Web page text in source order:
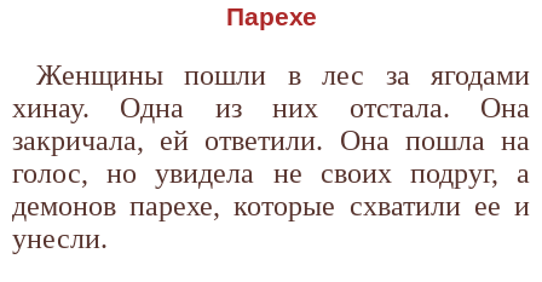
Парехе
Женщины пошли в лес за ягодами
хинау. Одна из них отстала. Она
закричала, ей ответили. Она пошла на
голос, но увидела не своих подруг, а
демонов парехе, которые схватили ее и
унесли.